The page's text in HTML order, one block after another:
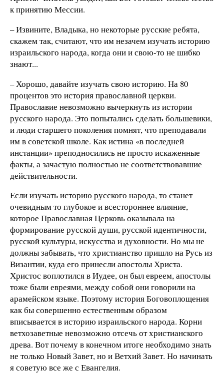
к принятию Мессии.
– Извините, Владыка, но некоторые русские ребята,
скажем так, считают, что им незачем изучать историю
израильского народа, когда они и свою-то не шибко
знают...
– Хорошо, давайте изучать свою историю. На 80
процентов это история православной церкви.
Православие невозможно вычеркнуть из истории
русского народа. Это попытались сделать большевики,
и люди старшего поколения помнят, что преподавали
им в советской школе. Как истина «в последней
инстанции» преподносились не просто искаженные
факты, а зачастую полностью не соответствовавшие
действительности.
Если изучать историю русского народа, то станет
очевидным то глубокое и всестороннее влияние,
которое Православная Церковь оказывала на
формирование русской души, русской идентичности,
русской культуры, искусства и духовности. Но мы не
должны забывать, что христианство пришло на Русь из
Византии, куда его принесли апостолы Христа.
Христос воплотился в Иудее, он был евреем, апостолы
тоже были евреями, между собой они говорили на
арамейском языке. Поэтому история Боговоплощения
как бы совершенно естественным образом
вписывается в историю израильского народа. Корни
ветхозаветные невозможно отсечь от христианского
древа. Вот почему в конечном итоге необходимо знать
не только Новый Завет, но и Ветхий Завет. Но начинать
я советую все же с Евангелия.